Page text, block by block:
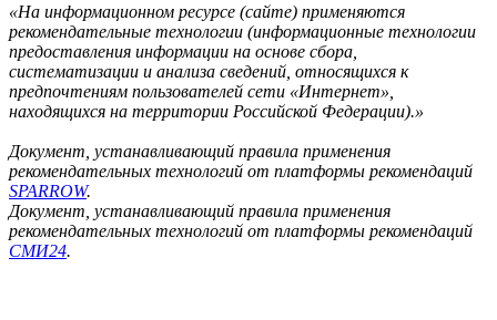
«На информационном ресурсе (сайте) применяются
рекомендательные технологии (информационные технологии
предоставления информации на основе сбора,
систематизации и анализа сведений, относящихся к
предпочтениям пользователей сети «Интернет»,
находящихся на территории Российской Федерации).»
Документ, устанавливающий правила применения
рекомендательных технологий от платформы рекомендаций
SPARROW.
Документ, устанавливающий правила применения
рекомендательных технологий от платформы рекомендаций
СМИ24.